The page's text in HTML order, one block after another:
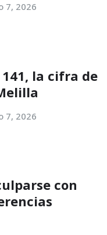
7, 2026
la cifra de
7, 2026
con